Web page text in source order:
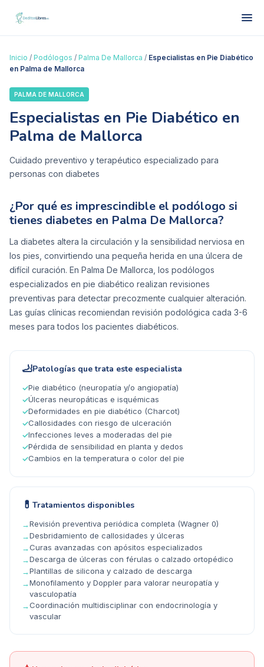
Inicio / Podólogos / Palma De Mallorca / Especialistas en Pie Diabético
en Palma de Mallorca
PALMA DE MALLORCA
Especialistas en Pie Diabético en
Palma de Mallorca
Cuidado preventivo y terapéutico especializado para
personas con diabetes
¿Por qué es imprescindible el podólogo si
tienes diabetes en Palma De Mallorca?
La diabetes altera la circulación y la sensibilidad nerviosa en
los pies, convirtiendo una pequeña herida en una úlcera de
difícil curación. En Palma De Mallorca, los podólogos
especializados en pie diabético realizan revisiones
preventivas para detectar precozmente cualquier alteración.
Las guías clínicas recomiendan revisión podológica cada 3-6
meses para todos los pacientes diabéticos.
🦶Patologías que trata este especialista
✓Pie diabético (neuropatía y/o angiopatía)
✓Úlceras neuropáticas e isquémicas
✓Deformidades en pie diabético (Charcot)
✓Callosidades con riesgo de ulceración
✓Infecciones leves a moderadas del pie
✓Pérdida de sensibilidad en planta y dedos
✓Cambios en la temperatura o color del pie
💊 Tratamientos disponibles
→Revisión preventiva periódica completa (Wagner 0)
→Desbridamiento de callosidades y úlceras
→Curas avanzadas con apósitos especializados
→Descarga de úlceras con férulas o calzado ortopédico
→Plantillas de silicona y calzado de descarga
→Monofilamento y Doppler para valorar neuropatía y
vasculopatía
→Coordinación multidisciplinar con endocrinología y
vascular